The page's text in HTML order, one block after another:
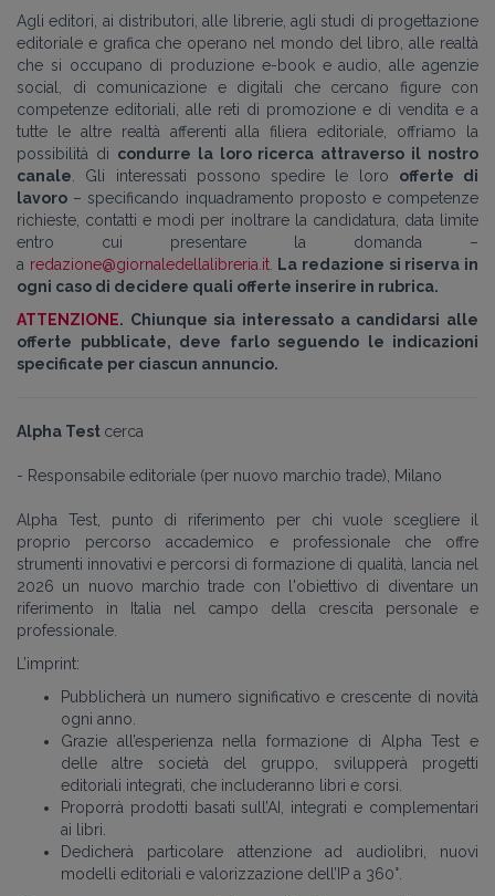
Agli editori, ai distributori, alle librerie, agli studi di progettazione
editoriale e grafica che operano nel mondo del libro, alle realtà
che si occupano di produzione e-book e audio, alle agenzie
social, di comunicazione e digitali che cercano figure con
competenze editoriali, alle reti di promozione e di vendita e a
tutte le altre realtà afferenti alla filiera editoriale, offriamo la
possibilità di condurre la loro ricerca attraverso il nostro
canale . Gli interessati possono spedire le loro offerte di
lavoro – specificando inquadramento proposto e competenze
richieste, contatti e modi per inoltrare la candidatura, data limite
entro cui presentare la domanda –
a redazione@giornaledellalibreria.it.
La redazione si riserva in
ogni caso di decidere quali offerte inserire in rubrica.
ATTENZIONE. Chiunque sia interessato a candidarsi alle
offerte pubblicate, deve farlo seguendo le indicazioni
specificate per ciascun annuncio.
Alpha Test cerca
- Responsabile editoriale (per nuovo marchio trade), Milano
Alpha Test, punto di riferimento per chi vuole scegliere il
proprio percorso accademico e professionale che offre
strumenti innovativi e percorsi di formazione di qualità, lancia nel
2026 un nuovo marchio trade con l'obiettivo di diventare un
riferimento in Italia nel campo della crescita personale e
professionale.
L’imprint:
Pubblicherà un numero significativo e crescente di novità
ogni anno.
Grazie all’esperienza nella formazione di Alpha Test e
delle altre società del gruppo, svilupperà progetti
editoriali integrati, che includeranno libri e corsi.
Proporrà prodotti basati sull’AI, integrati e complementari
ai libri.
Dedicherà particolare attenzione ad audiolibri, nuovi
modelli editoriali e valorizzazione dell’IP a 360°.